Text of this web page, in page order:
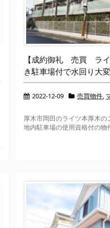
【成約御礼 売買 ラ
き駐車場付で水回り大
2022-12-09 売買物件,
厚木市岡田のライツ本厚木
地内駐車場の使用資格付の物